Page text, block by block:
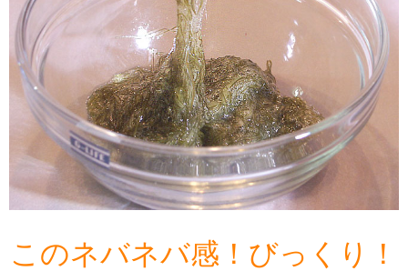
このネバネバ感！びっくり！